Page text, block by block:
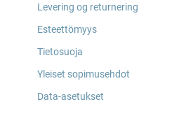
Levering og returnering
Esteettömyys
Tietosuoja
Yleiset sopimusehdot
Data-asetukset